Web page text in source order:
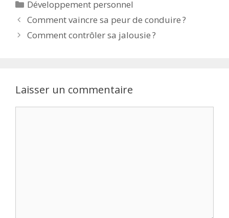
Développement personnel
Comment vaincre sa peur de conduire ?
Comment contrôler sa jalousie ?
Laisser un commentaire